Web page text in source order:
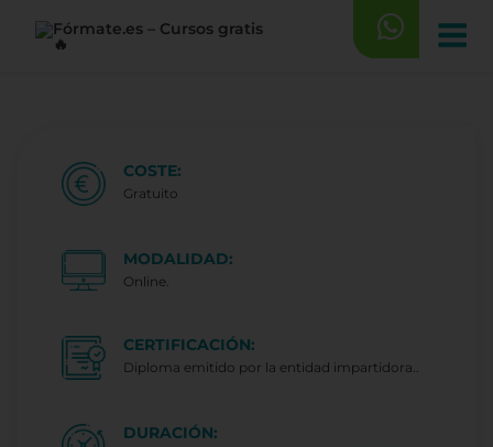
COSTE:
Gratuito
MODALIDAD:
Online.
CERTIFICACIÓN:
Diploma emitido por la entidad impartidora..
DURACIÓN: